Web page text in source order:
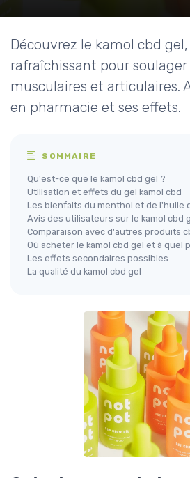
Découvrez le kamol cbd
rafraîchissant pour
musculaires et articulaires.
en pharmacie et ses effets.
SOMMAIRE
Qu'est-ce que le kamol cbd gel ?
Utilisation et effets du gel kamol cbd
Les bienfaits du menthol et de l'huile
Avis des utilisateurs sur le kamol cbd
Comparaison avec d'autres produits
Où acheter le kamol cbd gel et à quel
Les effets secondaires possibles
La qualité du kamol cbd gel